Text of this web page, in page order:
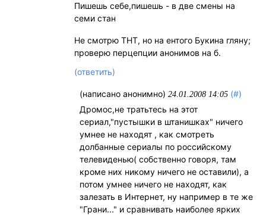
Пишешь себе,пишешь - в две смены на
семи стан
Не смотрю ТНТ, но на ентого Букина гляну;
проверю перцепции анонимов на б.
(ответить)
(написано анонимно) 24.01.2008 14:05 (#)
Дромос,не тратьтесь на этот
сериал,"пустышки в штанишках" ничего
умнее не находят , как смотреть
долбанные сериалы по российскому
телевиденью( собственно говоря, там
кроме них никому ничего не оставили), а
потом умнее ничего не находят, как
залезать в Интернет, ну например в те же
"Грани..." и сравнивать наиболее ярких